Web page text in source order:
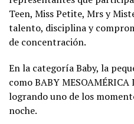
Teen, Miss Petite, Mrs y
talento, disciplina y
de concentración.
En la categoría Baby, la
como BABY
logrando uno de los
noche.